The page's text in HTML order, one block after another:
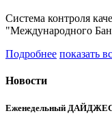
Система контроля
"Международного
Подробнее показать
Новости
Еженедельный